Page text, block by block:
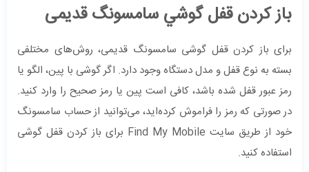
باز كردن قفل گوشي سامسونگ قدیمی
برای باز کردن قفل گوشی سامسونگ قدیمی، روش‌های مختلفی
بسته به نوع قفل و مدل دستگاه وجود دارد. اگر گوشی با پین، الگو یا
رمز عبور قفل شده باشد، کافی است پین یا رمز صحیح را وارد کنید.
در صورتی که رمز را فراموش کرده‌اید، می‌توانید از حساب سامسونگ
خود از طریق سایت Find My Mobile برای باز کردن قفل گوشی
استفاده کنید.